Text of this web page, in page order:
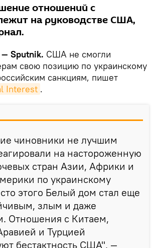
отношений с
на руководстве США,
Sputnik. США не смогли
свою позицию по украинскому
санкциям, пишет
Interest .
чиновники не лучшим
на настороженную
стран Азии, Африки и
по украинскому
этого Белый дом стал еще
злым и даже
Отношения с Китаем,
и Турцией
бестактность США", —